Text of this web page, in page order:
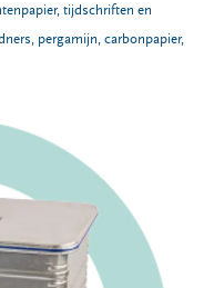
tijdschriften en
pergamijn, carbonpapier,